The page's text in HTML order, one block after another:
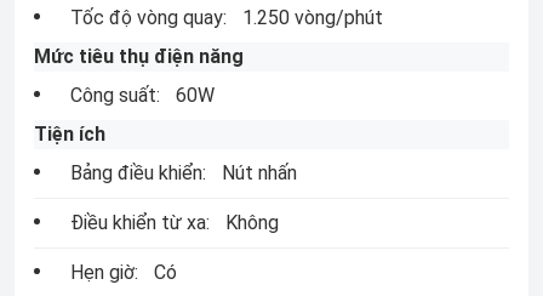
Tốc độ vòng quay:
1.250 vòng/phút
Mức tiêu thụ điện năng
Công suất:
60W
Tiện ích
Bảng điều khiển:
Nút nhấn
Điều khiển từ xa: Không
Hẹn giờ: Có